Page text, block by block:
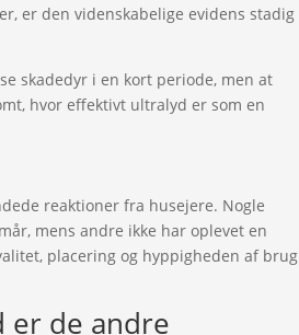
er den videnskabelige evidens stadig
skadedyr i en kort periode, men at
hvor effektivt ultralyd er som en
reaktioner fra husejere. Nogle
mens andre ikke har oplevet en
placering og hyppigheden af brug
er de andre